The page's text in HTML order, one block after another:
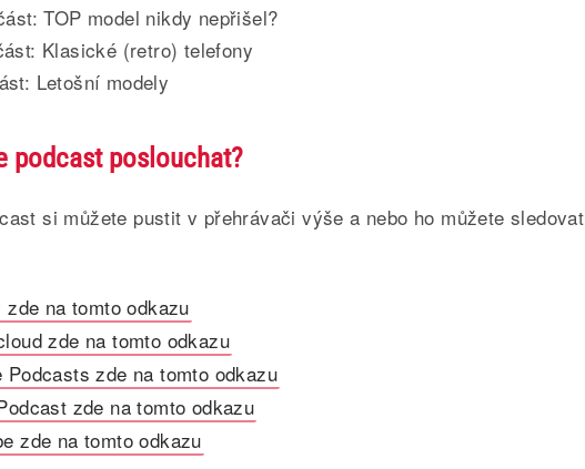
TOP model nikdy nepřišel?
Klasické (retro) telefony
Letošní modely
podcast poslouchat?
si můžete pustit v přehrávači výše a nebo ho můžete sledovat
zde na tomto odkazu
zde na tomto odkazu
Podcasts zde na tomto odkazu
zde na tomto odkazu
zde na tomto odkazu